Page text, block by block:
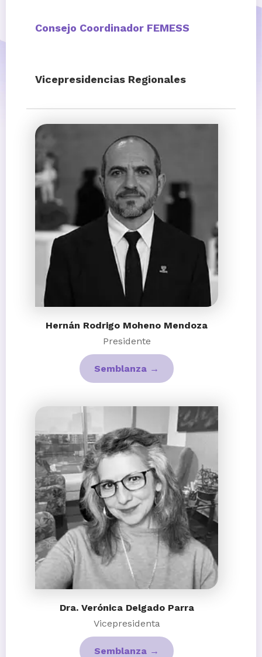
Consejo Coordinador FEMESS
Vicepresidencias Regionales
Hernán Rodrigo Moheno Mendoza
Presidente
Semblanza →
Dra. Verónica Delgado Parra
Vicepresidenta
Semblanza →